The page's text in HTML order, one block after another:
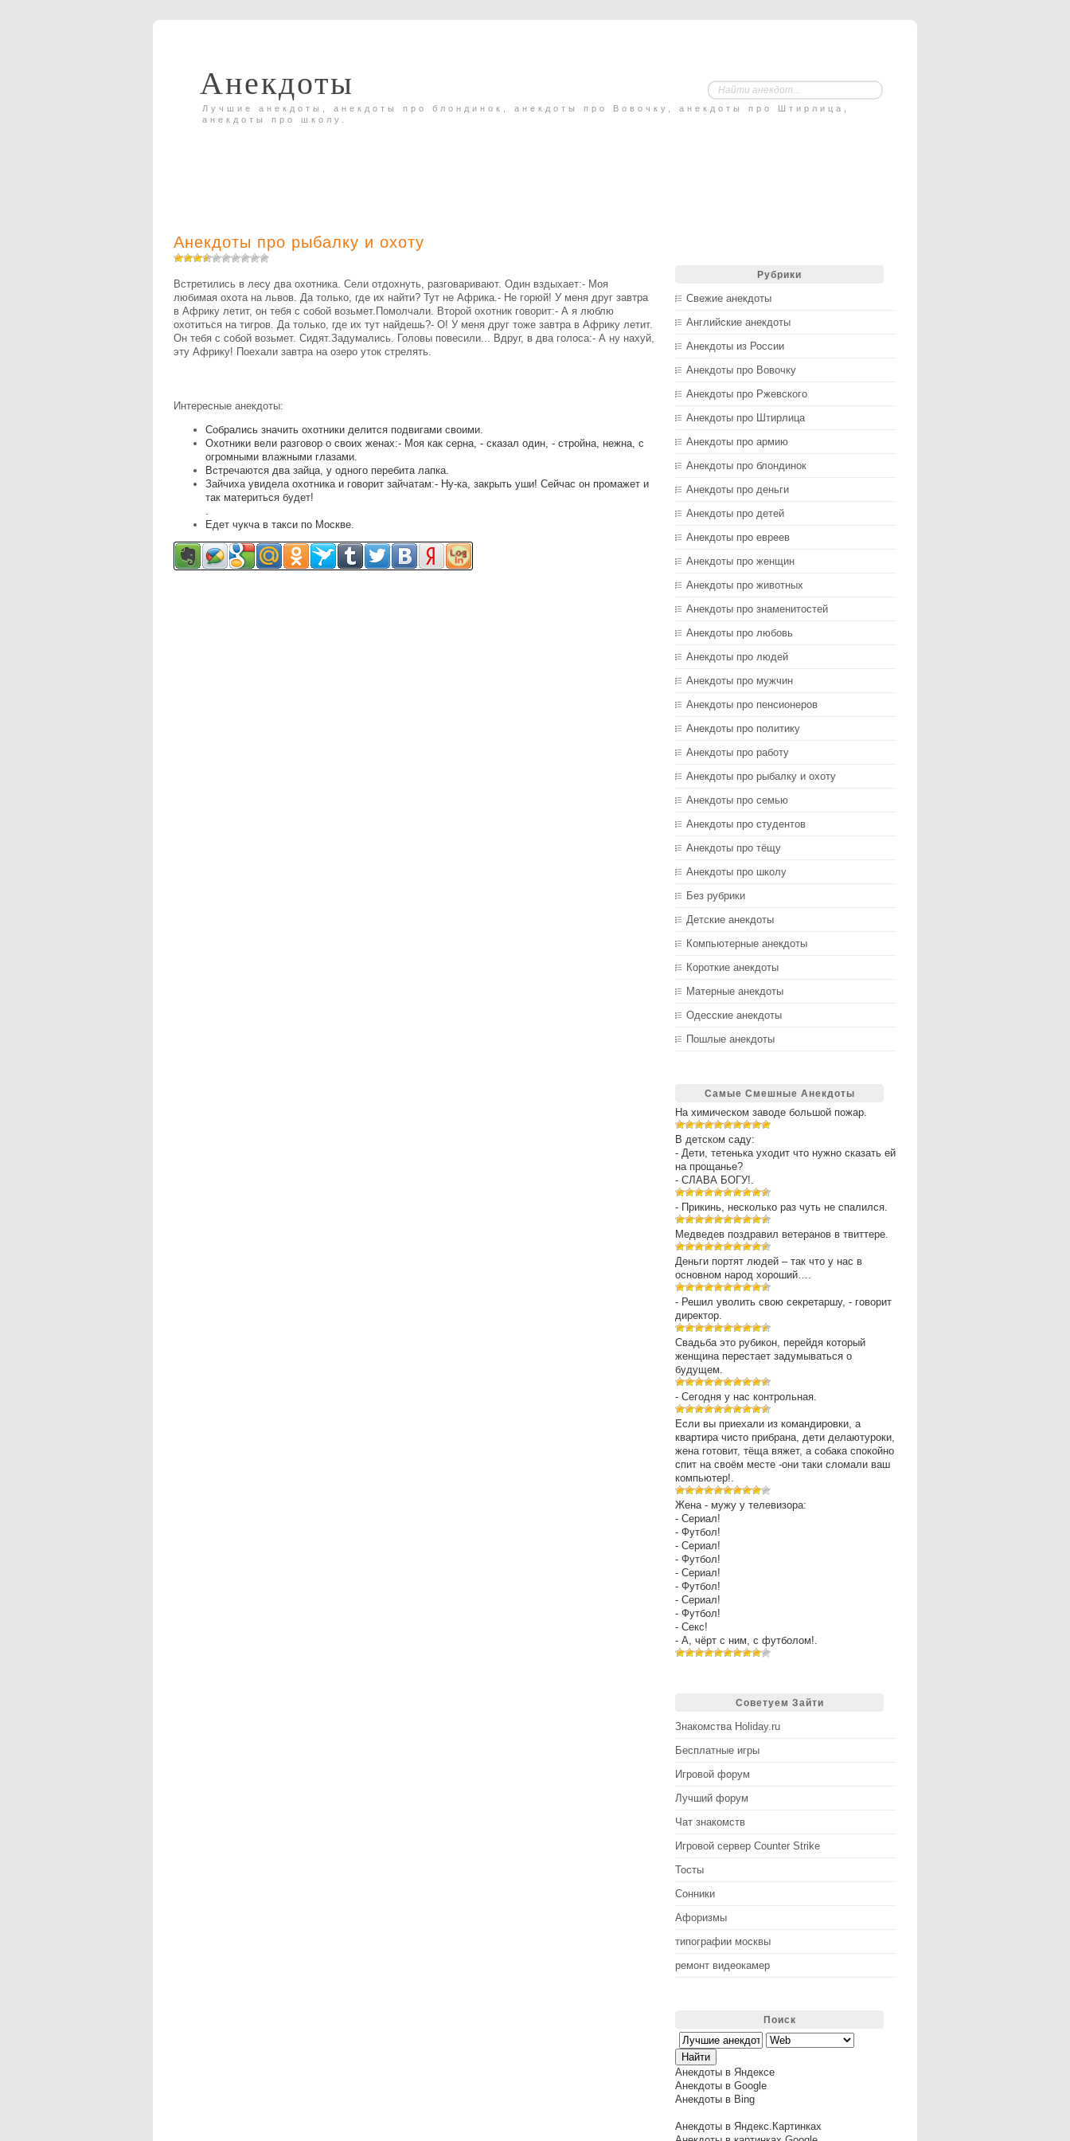
Анекдоты
Лучшие анекдоты, анекдоты про блондинок, анекдоты про Вовочку, анекдоты про Штирлица,
анекдоты про школу.
Анекдоты про рыбалку и охоту
Встретились в лесу два охотника. Сели отдохнуть, разговаривают. Один вздыхает:- Моя
любимая охота на львов. Да только, где их найти? Тут не Африка.- Не горюй! У меня друг завтра
в Африку летит, он тебя с собой возьмет.Помолчали. Второй охотник говорит:- А я люблю
охотиться на тигров. Да только, где их тут найдешь?- О! У меня друг тоже завтра в Африку летит.
Он тебя с собой возьмет. Сидят.Задумались. Головы повесили... Вдруг, в два голоса:- А ну нахуй,
эту Африку! Поехали завтра на озеро уток стрелять.
Интересные анекдоты:
Собрались значить охотники делится подвигами своими.
Охотники вели pазговоp о своих женах:- Моя как сеpна, - сказал один, - стpойна, нежна, с
огpомными влажными глазами.
Встречаются два зайца, у одного перебита лапка.
Зайчиха увидела охотника и говорит зайчатам:- Ну-ка, закрыть уши! Сейчас он промажет и
так материться будет!
Едет чукча в такси по Москве.
Рубрики
Свежие анекдоты
Английские анекдоты
Анекдоты из России
Анекдоты про Вовочку
Анекдоты про Ржевского
Анекдоты про Штирлица
Анекдоты про армию
Анекдоты про блондинок
Анекдоты про деньги
Анекдоты про детей
Анекдоты про евреев
Анекдоты про женщин
Анекдоты про животных
Анекдоты про знаменитостей
Анекдоты про любовь
Анекдоты про людей
Анекдоты про мужчин
Анекдоты про пенсионеров
Анекдоты про политику
Анекдоты про работу
Анекдоты про рыбалку и охоту
Анекдоты про семью
Анекдоты про студентов
Анекдоты про тёщу
Анекдоты про школу
Без рубрики
Детские анекдоты
Компьютерные анекдоты
Короткие анекдоты
Матерные анекдоты
Одесские анекдоты
Пошлые анекдоты
Самые Смешные Анекдоты
На химическом заводе большой пожар.
В детском саду:
- Дети, тетенька уходит что нужно сказать ей
на прощанье?
- СЛАВА БОГУ!.
- Прикинь, несколько раз чуть не спалился.
Медведев поздравил ветеранов в твиттере.
Деньги портят людей – так что у нас в
основном народ хороший….
- Решил уволить свою секретаршу, - говорит
директор.
Свадьба это рубикон, перейдя который
женщина перестает задумываться о
будущем.
- Сегодня у нас контрольная.
Если вы приехали из командировки, а
квартира чисто прибрана, дети делаютуроки,
жена готовит, тёща вяжет, а собака спокойно
спит на своём месте -они таки сломали ваш
компьютер!.
Жена - мужу у телевизора:
- Сериал!
- Футбол!
- Сериал!
- Футбол!
- Сериал!
- Футбол!
- Сериал!
- Футбол!
- Секс!
- А, чёрт с ним, с футболом!.
Советуем Зайти
Знакомства Holiday.ru
Бесплатные игры
Игровой форум
Лучший форум
Чат знакомств
Игровой сервер Counter Strike
Тосты
Сонники
Афоризмы
типографии москвы
ремонт видеокамер
Поиск
Анекдоты в Яндексе
Анекдоты в Google
Анекдоты в Bing
Анекдоты в Яндекс.Картинках